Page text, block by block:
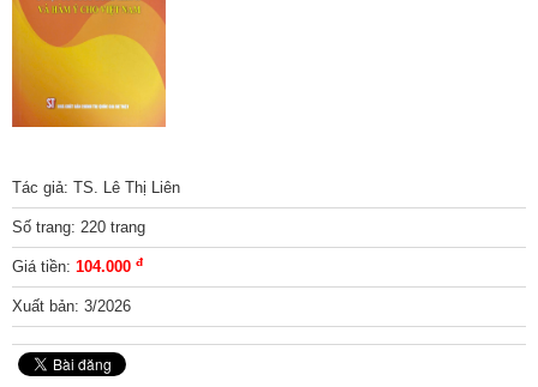
Tác giả: TS. Lê Thị Liên
Số trang: 220 trang
Giá tiền: 104.000 đ
Xuất bản: 3/2026